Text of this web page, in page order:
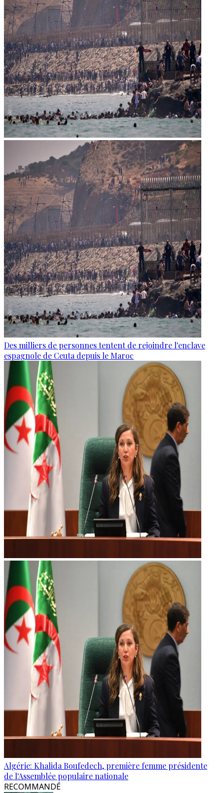
Des milliers de personnes tentent de rejoindre l'enclave
espagnole de Ceuta depuis le Maroc
Algérie: Khalida Boufedech, première femme présidente
de l'Assemblée populaire nationale
RECOMMANDÉ